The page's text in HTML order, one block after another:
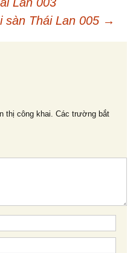
Lan 003
sàn Thái Lan 005 →
thị công khai. Các trường bắt